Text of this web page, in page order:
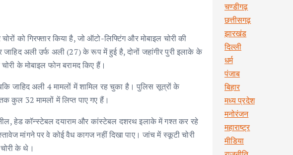
को गिरफ्तार किया है, जो ऑटो-लिफ्टिंग और मोबाइल चोरी की
अली उर्फ अली (27) के रूप में हुई है, दोनों जहांगीर पुरी इलाके के
के मोबाइल फोन बरामद किए हैं।
जाहिद अली 4 मामलों में शामिल रह चुका है। पुलिस सूत्रों के
कुल 32 मामलों में लिप्त पाए गए हैं।
हेड कॉन्स्टेबल दयाराम और कांस्टेबल दशरथ इलाके में गश्त कर रहे
मांगने पर वे कोई वैध कागज नहीं दिखा पाए। जांच में स्कूटी चोरी
के थे।
चण्डीगढ़
छत्तीसगढ़
झारखंड
दिल्ली
धर्म
पंजाब
बिहार
मध्य प्रदेश
मनोरंजन
महाराष्ट्र
मीडिया